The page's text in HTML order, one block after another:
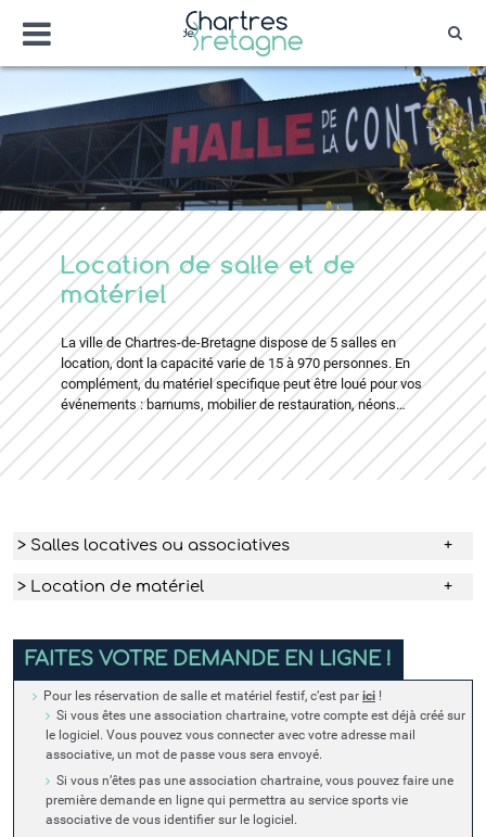
contenu
Menu
Bienvenue sur le site de la ville de
Ville Zéro phyto / 4 fleurs
Location de salle et de
matériel
La ville de Chartres-de-Bretagne dispose de 5 salles en
location, dont la capacité varie de 15 à 970 personnes. En
complément, du matériel specifique peut être loué pour vos
événements : barnums, mobilier de restauration, néons…
> Salles locatives ou associatives
> Location de matériel
FAITES VOTRE DEMANDE EN LIGNE !
Pour les réservation de salle et matériel festif, c’est par ici !
Si vous êtes une association chartraine, votre compte est déjà créé sur
le logiciel. Vous pouvez vous connecter avec votre adresse mail
associative, un mot de passe vous sera envoyé.
Si vous n’êtes pas une association chartraine, vous pouvez faire une
première demande en ligne qui permettra au service sports vie
associative de vous identifier sur le logiciel.